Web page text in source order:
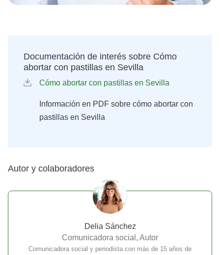
Documentación de interés sobre Cómo
abortar con pastillas en Sevilla
Cómo abortar con pastillas en Sevilla
Información en PDF sobre cómo abortar con
pastillas en Sevilla
Autor y colaboradores
Delia Sánchez
Comunicadora social, Autor
Comunicadora social y periodista con más de 15 años de